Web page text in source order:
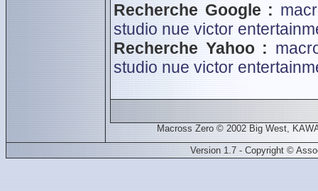
Recherche Google :
studio nue victor
Recherche Yahoo :
studio nue victor
Macross Zero © 2002 Big West,
Version 1.7 - Copyright ©